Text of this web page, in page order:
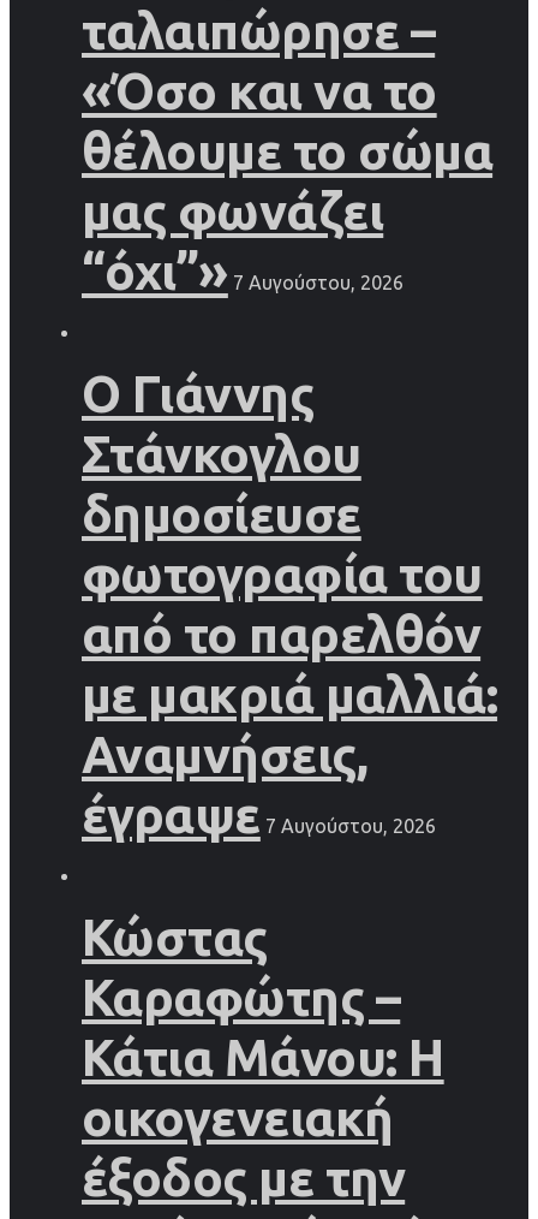
ταλαιπώρησε –
«Όσο και να το
θέλουμε το σώμα
μας φωνάζει
“όχι”» 7 Αυγούστου, 2026
Ο Γιάννης
Στάνκογλου
δημοσίευσε
φωτογραφία του
από το παρελθόν
με μακριά μαλλιά:
Αναμνήσεις,
έγραψε 7 Αυγούστου, 2026
Κώστας
Καραφώτης –
Κάτια Μάνου: Η
οικογενειακή
έξοδος με την